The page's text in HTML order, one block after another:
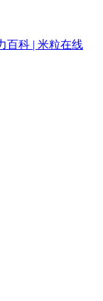
百科 | 米粒在线